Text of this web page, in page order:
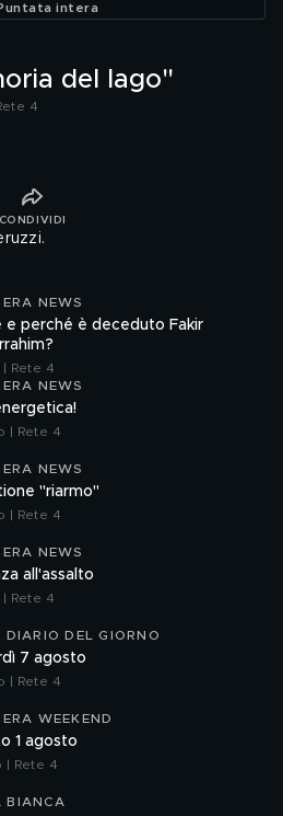
intera
del lago"
4
CONDIVIDI
NEWS
e perché è deceduto Fakir
Rete 4
NEWS
| Rete 4
NEWS
"riarmo"
| Rete 4
NEWS
all'assalto
Rete 4
DEL GIORNO
7 agosto
| Rete 4
WEEKEND
1 agosto
| Rete 4
BIANCA